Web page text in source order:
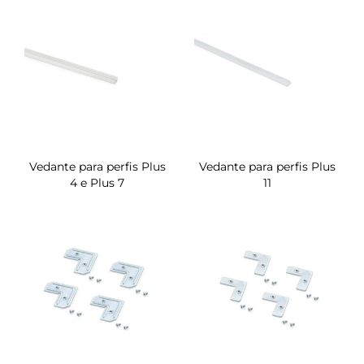
Vedante para perfis Plus
4 e Plus 7
Vedante para perfis Plus
11